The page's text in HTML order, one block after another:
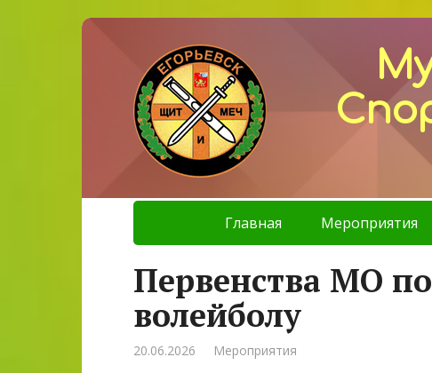
Главная Мероприятия
Первенства МО
волейболу
20.06.2026 Мероприятия